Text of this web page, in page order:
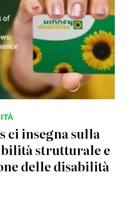
ci insegna sulla
strutturale e
delle disabilità